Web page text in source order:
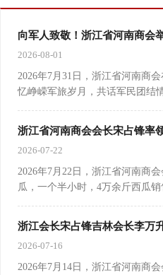
向军人致敬！浙江省河南商会
2026-08-01
2026年7月31日，浙江省河南商
忆峥嵘军旅岁月，共话军民团结
浙江省河南商会会长宋占锋率
2026-07-22
2026年7月22日，浙江省河南商
瓜，一个半小时，4万余斤西瓜
浙江会长宋占锋吉林会长李万
2026-07-16
2026年7月14日，浙江省河南商